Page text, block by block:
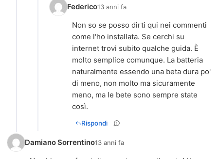
Federico13 anni fa
Non so se posso dirti qui nei commenti
come l'ho installata. Se cerchi su
internet trovi subito qualche guida. È
molto semplice comunque. La batteria
naturalmente essendo una beta dura po'
di meno, non molto ma sicuramente
meno, ma le bete sono sempre state
così.
Rispondi
Damiano Sorrentino13 anni fa